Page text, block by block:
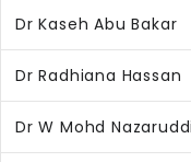
Dr Kaseh Abu Bakar
Dr Radhiana Hassan
Dr W Mohd